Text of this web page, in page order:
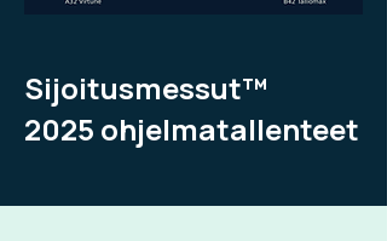
Sijoitusmessut™
2025 ohjelmatallenteet